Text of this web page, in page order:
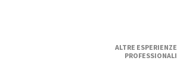
ALTRE ESPERIENZE
PROFESSIONALI